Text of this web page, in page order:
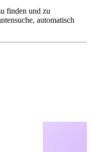
finden und zu
automatisch